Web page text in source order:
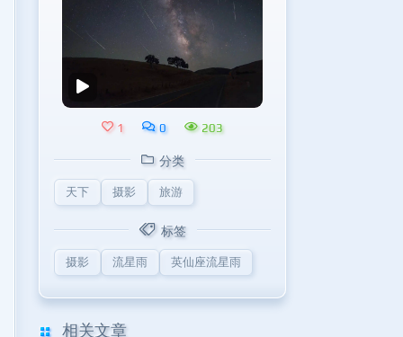
1 0 203
分类
天下 摄影 旅游
标签
摄影 流星雨 英仙座流星雨
相关文章